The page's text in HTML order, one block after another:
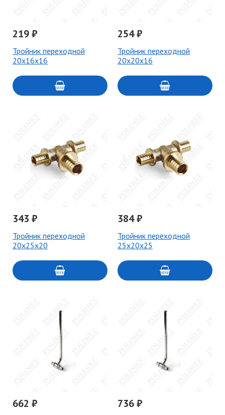
219 ₽
Тройник переходной
20x16x16
254 ₽
Тройник переходной
20x20x16
343 ₽
Тройник переходной
20x25x20
384 ₽
Тройник переходной
25x20x25
662 ₽ 736 ₽